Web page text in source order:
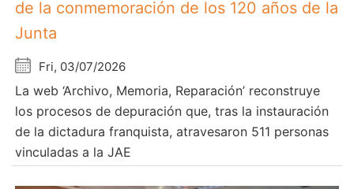
de la conmemoración de los 120 años de la
Junta
Fri, 03/07/2026
La web ‘Archivo, Memoria, Reparación’ reconstruye
los procesos de depuración que, tras la instauración
de la dictadura franquista, atravesaron 511 personas
vinculadas a la JAE